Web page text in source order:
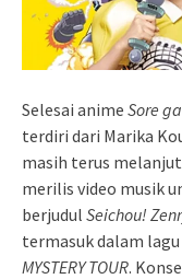
Selesai anime Sore
terdiri dari Marika
masih terus
merilis video musik
berjudul Seichou!
termasuk dalam
MYSTERY TOUR.